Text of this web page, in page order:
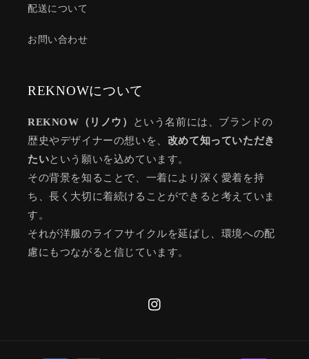
配送について
お問い合わせ
REKNOWについて
REKNOW（リノウ）
という名前には、ブランドの
歴史やデザイナーの想いを、 改めて知っていただき
たいという願いを込めています。
その背景を知ることで、一着により深く愛着を持
ち、長く大切に着続けることができると考えていま
す。
それが洋服のライフサイクルを延ばし、環境への配
慮にもつながると信じています。
Instagram